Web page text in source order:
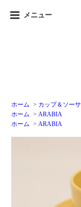
メニュー
ホーム > カップ＆ソー
ホーム > ARABIA
ホーム > ARABIA